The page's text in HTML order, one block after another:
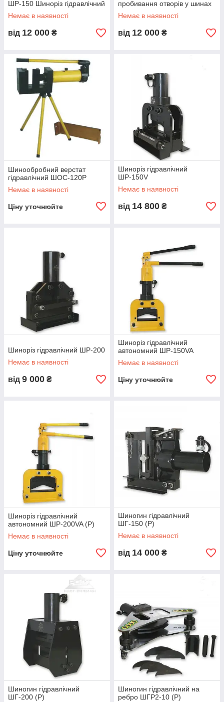
ШР-150 Шиноріз гідравлічний
Немає в наявності
від 12 000 ₴
пробивання отворів у шинах
Немає в наявності
від 12 000 ₴
Шинообробний верстат
гідравлічний ШОС-120Р
Немає в наявності
Ціну уточнюйте
Шиноріз гідравлічний
ШР-150V
Немає в наявності
від 14 800 ₴
Шиноріз гідравлічний ШР-200
Немає в наявності
від 9 000 ₴
Шиноріз гідравлічний
автономний ШР-150VA
Немає в наявності
Ціну уточнюйте
Шиноріз гідравлічний
автономний ШР-200VA (Р)
Немає в наявності
Ціну уточнюйте
Шиногин гідравлічний
ШГ-150 (Р)
Немає в наявності
від 14 000 ₴
Шиногин гідравлічний
ШГ-200 (Р)
Шиногин гідравлічний на
ребро ШГР2-10 (Р)